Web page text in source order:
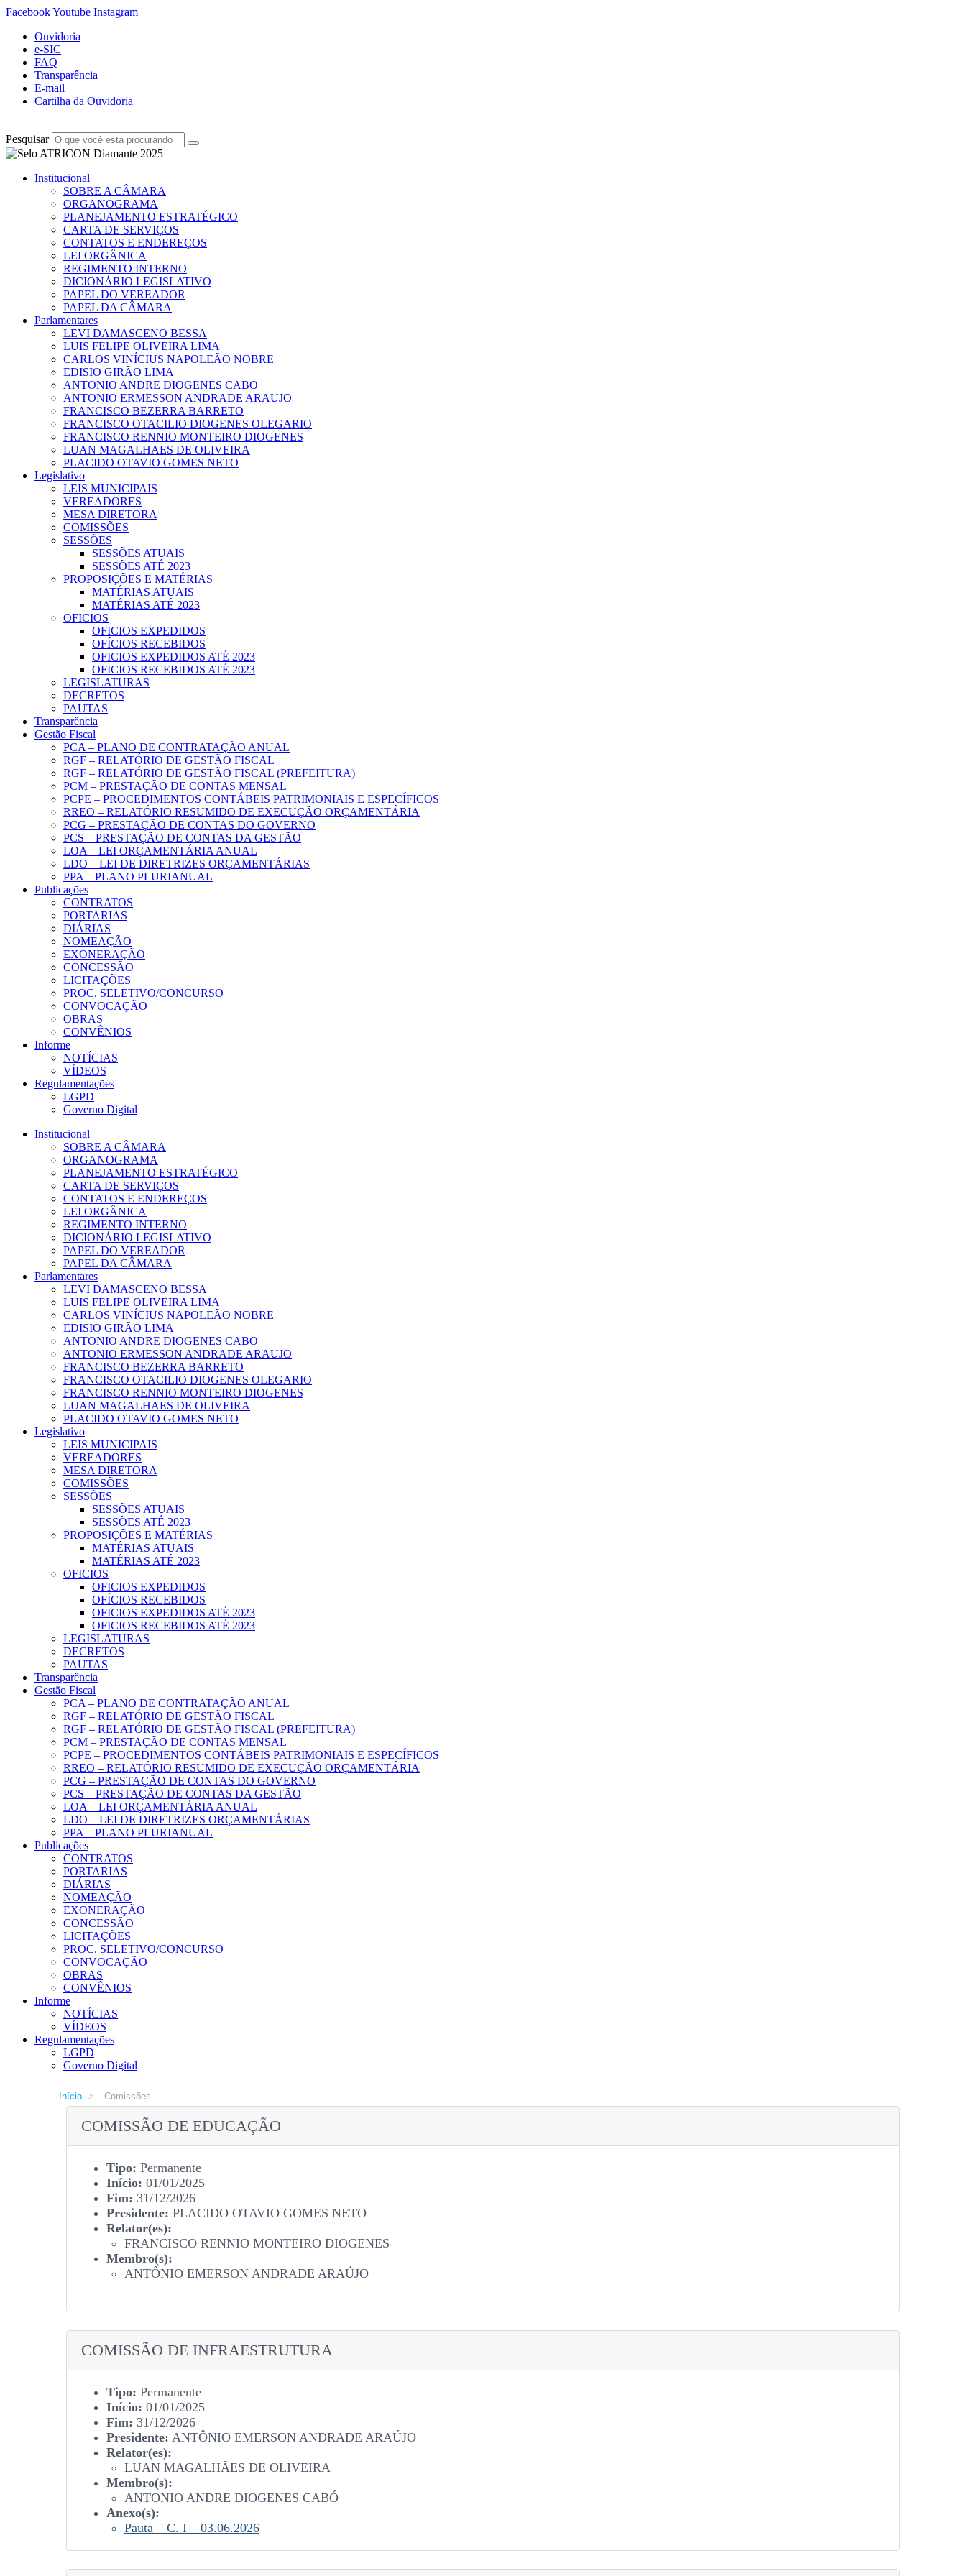
FacebookYoutube Instagram
Ouvidoria
e-SIC
FAQ
Transparência
E-mail
Cartilha da Ouvidoria
Pesquisar
Institucional
SOBRE A CÂMARA
ORGANOGRAMA
PLANEJAMENTO ESTRATÉGICO
CARTA DE SERVIÇOS
CONTATOS E ENDEREÇOS
LEI ORGÂNICA
REGIMENTO INTERNO
DICIONÁRIO LEGISLATIVO
PAPEL DO VEREADOR
PAPEL DA CÂMARA
Parlamentares
LEVI DAMASCENO BESSA
LUIS FELIPE OLIVEIRA LIMA
CARLOS VINÍCIUS NAPOLEÃO NOBRE
EDISIO GIRÃO LIMA
ANTONIO ANDRE DIOGENES CABO
ANTONIO ERMESSON ANDRADE ARAUJO
FRANCISCO BEZERRA BARRETO
FRANCISCO OTACILIO DIOGENES OLEGARIO
FRANCISCO RENNIO MONTEIRO DIOGENES
LUAN MAGALHAES DE OLIVEIRA
PLACIDO OTAVIO GOMES NETO
Legislativo
LEIS MUNICIPAIS
VEREADORES
MESA DIRETORA
COMISSÕES
SESSÕES
SESSÕES ATUAIS
SESSÕES ATÉ 2023
PROPOSIÇÕES E MATÉRIAS
MATÉRIAS ATUAIS
MATÉRIAS ATÉ 2023
OFICIOS
OFICIOS EXPEDIDOS
OFÍCIOS RECEBIDOS
OFICIOS EXPEDIDOS ATÉ 2023
OFICIOS RECEBIDOS ATÉ 2023
LEGISLATURAS
DECRETOS
PAUTAS
Transparência
Gestão Fiscal
PCA – PLANO DE CONTRATAÇÃO ANUAL
RGF – RELATÓRIO DE GESTÃO FISCAL
RGF – RELATÓRIO DE GESTÃO FISCAL (PREFEITURA)
PCM – PRESTAÇÃO DE CONTAS MENSAL
PCPE – PROCEDIMENTOS CONTÁBEIS PATRIMONIAIS E ESPECÍFICOS
RREO – RELATÓRIO RESUMIDO DE EXECUÇÃO ORÇAMENTÁRIA
PCG – PRESTAÇÃO DE CONTAS DO GOVERNO
PCS – PRESTAÇÃO DE CONTAS DA GESTÃO
LOA – LEI ORÇAMENTÁRIA ANUAL
LDO – LEI DE DIRETRIZES ORÇAMENTÁRIAS
PPA – PLANO PLURIANUAL
Publicações
CONTRATOS
PORTARIAS
DIÁRIAS
NOMEAÇÃO
EXONERAÇÃO
CONCESSÃO
LICITAÇÕES
PROC. SELETIVO/CONCURSO
CONVOCAÇÃO
OBRAS
CONVÊNIOS
Informe
NOTÍCIAS
VÍDEOS
Regulamentações
LGPD
Governo Digital
Institucional
SOBRE A CÂMARA
ORGANOGRAMA
PLANEJAMENTO ESTRATÉGICO
CARTA DE SERVIÇOS
CONTATOS E ENDEREÇOS
LEI ORGÂNICA
REGIMENTO INTERNO
DICIONÁRIO LEGISLATIVO
PAPEL DO VEREADOR
PAPEL DA CÂMARA
Parlamentares
LEVI DAMASCENO BESSA
LUIS FELIPE OLIVEIRA LIMA
CARLOS VINÍCIUS NAPOLEÃO NOBRE
EDISIO GIRÃO LIMA
ANTONIO ANDRE DIOGENES CABO
ANTONIO ERMESSON ANDRADE ARAUJO
FRANCISCO BEZERRA BARRETO
FRANCISCO OTACILIO DIOGENES OLEGARIO
FRANCISCO RENNIO MONTEIRO DIOGENES
LUAN MAGALHAES DE OLIVEIRA
PLACIDO OTAVIO GOMES NETO
Legislativo
LEIS MUNICIPAIS
VEREADORES
MESA DIRETORA
COMISSÕES
SESSÕES
SESSÕES ATUAIS
SESSÕES ATÉ 2023
PROPOSIÇÕES E MATÉRIAS
MATÉRIAS ATUAIS
MATÉRIAS ATÉ 2023
OFICIOS
OFICIOS EXPEDIDOS
OFÍCIOS RECEBIDOS
OFICIOS EXPEDIDOS ATÉ 2023
OFICIOS RECEBIDOS ATÉ 2023
LEGISLATURAS
DECRETOS
PAUTAS
Transparência
Gestão Fiscal
PCA – PLANO DE CONTRATAÇÃO ANUAL
RGF – RELATÓRIO DE GESTÃO FISCAL
RGF – RELATÓRIO DE GESTÃO FISCAL (PREFEITURA)
PCM – PRESTAÇÃO DE CONTAS MENSAL
PCPE – PROCEDIMENTOS CONTÁBEIS PATRIMONIAIS E ESPECÍFICOS
RREO – RELATÓRIO RESUMIDO DE EXECUÇÃO ORÇAMENTÁRIA
PCG – PRESTAÇÃO DE CONTAS DO GOVERNO
PCS – PRESTAÇÃO DE CONTAS DA GESTÃO
LOA – LEI ORÇAMENTÁRIA ANUAL
LDO – LEI DE DIRETRIZES ORÇAMENTÁRIAS
PPA – PLANO PLURIANUAL
Publicações
CONTRATOS
PORTARIAS
DIÁRIAS
NOMEAÇÃO
EXONERAÇÃO
CONCESSÃO
LICITAÇÕES
PROC. SELETIVO/CONCURSO
CONVOCAÇÃO
OBRAS
CONVÊNIOS
Informe
NOTÍCIAS
VÍDEOS
Regulamentações
LGPD
Governo Digital
Início > Comissões
COMISSÃO DE EDUCAÇÃO
Tipo: Permanente
Início: 01/01/2025
Fim: 31/12/2026
Presidente: PLACIDO OTAVIO GOMES NETO
Relator(es):
FRANCISCO RENNIO MONTEIRO DIOGENES
Membro(s):
ANTÔNIO EMERSON ANDRADE ARAÚJO
COMISSÃO DE INFRAESTRUTURA
Tipo: Permanente
Início: 01/01/2025
Fim: 31/12/2026
Presidente: ANTÔNIO EMERSON ANDRADE ARAÚJO
Relator(es):
LUAN MAGALHÃES DE OLIVEIRA
Membro(s):
ANTONIO ANDRE DIOGENES CABÓ
Anexo(s):
Pauta – C. I – 03.06.2026